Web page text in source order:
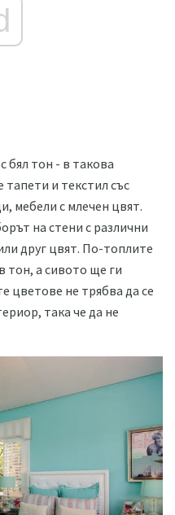
бял тон - в такова
и текстил със
мебели с млечен цвят.
на стени с различни
друг цвят. По-топлите
тон, а сивото ще ги
цветове не трябва да се
така че да не